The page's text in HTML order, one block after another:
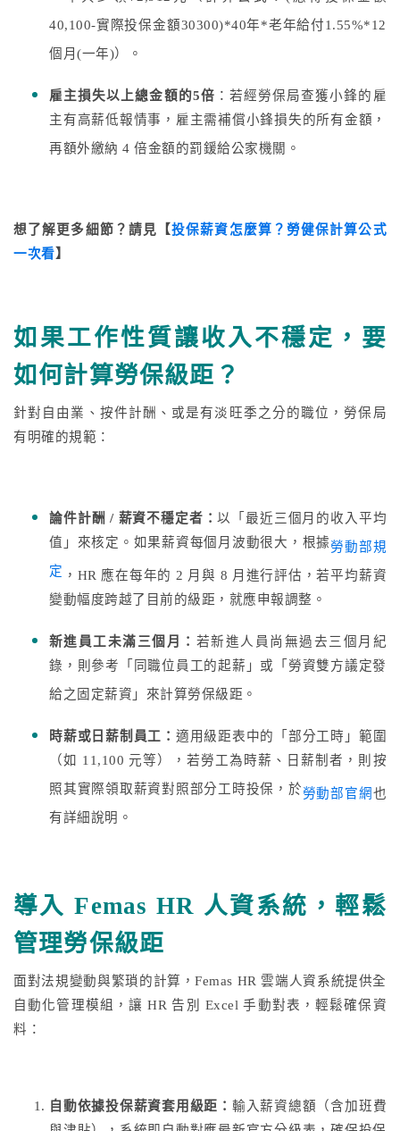
40,100-實際投保金額30300)*40年*老年給付1.55%*12
個月(一年)）。
雇主損失以上總金額的5倍 ：若經勞保局查獲小鋒的雇
主有高薪低報情事，雇主需補償小鋒損失的所有金額，
再額外繳納 4 倍金額的罰鍰給公家機關。
想了解更多細節？請見【投保薪資怎麼算？勞健保計算公式
一次看】
如果工作性質讓收入不穩定，要
如何計算勞保級距？
針對自由業、按件計酬、或是有淡旺季之分的職位，勞保局
有明確的規範：
論件計酬 / 薪資不穩定者：以「最近三個月的收入平均
值」來核定。如果薪資每個月波動很大，根據勞動部規
定 ，HR 應在每年的 2 月與 8 月進行評估，若平均薪資
變動幅度跨越了目前的級距，就應申報調整。
新進員工未滿三個月： 若新進人員尚無過去三個月紀
錄，則參考「同職位員工的起薪」或「勞資雙方議定發
給之固定薪資」來計算勞保級距。
時薪或日薪制員工： 適用級距表中的「部分工時」範圍
（如 11,100 元等），若勞工為時薪、日薪制者，則按
照其實際領取薪資對照部分工時投保，於勞動部官網也
有詳細說明。
導入 Femas HR 人資系統，輕鬆
管理勞保級距
面對法規變動與繁瑣的計算，Femas HR 雲端人資系統提供全
自動化管理模組，讓 HR 告別 Excel 手動對表，輕鬆確保資
料：
自動依據投保薪資套用級距： 輸入薪資總額（含加班費